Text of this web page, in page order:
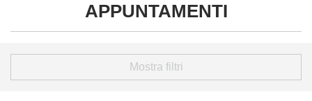
APPUNTAMENTI
Mostra filtri